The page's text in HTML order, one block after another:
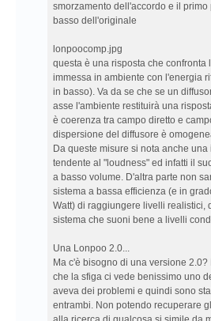
smorzamento dell'accordo e il
basso dell'originale
lonpoocomp.jpg
questa è una risposta che confronta
immessa in ambiente con l'energia
in basso). Va da se che se un
asse l'ambiente restituirà una
è coerenza tra campo diretto e
dispersione del diffusore è
Da queste misure si nota anche
tendente al "loudness" ed infatti il
a basso volume. D'altra parte non
sistema a bassa efficienza (e in
Watt) di raggiungere livelli realistici,
sistema che suoni bene a livelli
Una Lonpoo 2.0...
Ma c'è bisogno di una versione
che la sfiga ci vede benissimo uno
aveva dei problemi e quindi sono
entrambi. Non potendo recuperare